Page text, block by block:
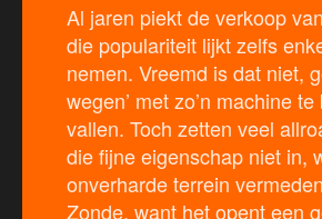
Al jaren piekt de verkoop
die populariteit lijkt zelfs
nemen. Vreemd is dat niet,
wegen’ met zo’n machine
vallen. Toch zetten veel
die fijne eigenschap niet in,
onverharde terrein
Zonde, want het opent een